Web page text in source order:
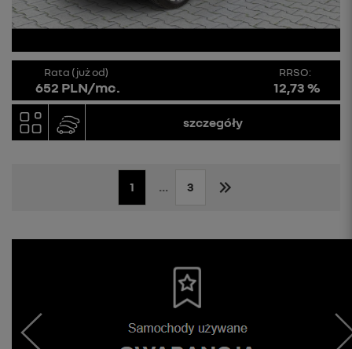
Rata (już od)
652 PLN/mc.
RRSO:
12,73 %
szczegóły
1 ... 3